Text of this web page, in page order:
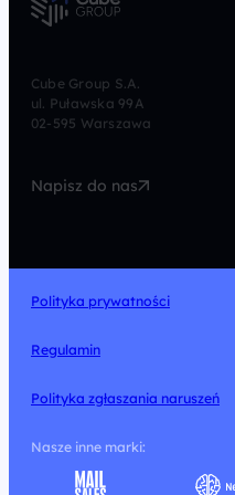
Programmatic
Design
Cube Group S.A.
ul. Puławska 99A
02-595 Warszawa
Napisz do nas
Nasze inne marki:
Polityka prywatności
Regulamin
Polityka zgłaszania naruszeń